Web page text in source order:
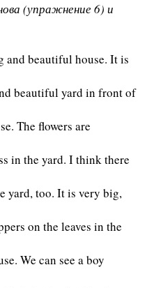
(упражнение 6) и
and beautiful house. It is
beautiful yard in front of
The flowers are
in the yard. I think there
yard, too. It is very big,
on the leaves in the
We can see a boy